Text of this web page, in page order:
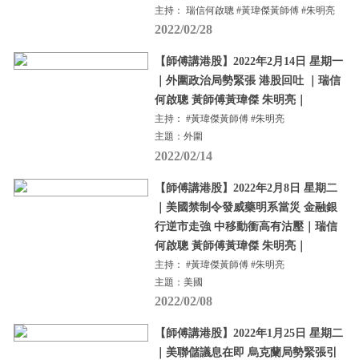
主持： 瑞信何啟聰 #黃瑋傑黃師傅 #朱明亮
2022/02/28
【師傅講港股】2022年2月14日 星期一
｜外圍政治局勢緊張 港股回吐 ｜瑞信
何啟聰 黃師傅黃瑋傑 朱明亮｜
主持： #黃瑋傑黃師傅 #朱明亮
主題：外圍
2022/02/14
【師傅講港股】2022年2月8日 星期二
｜美國禁制令發威藥明系當災 金融銀
行逆市走強 中移動衝高有沽壓｜瑞信
何啟聰 黃師傅黃瑋傑 朱明亮｜
主持： #黃瑋傑黃師傅 #朱明亮
主題：美國
2022/02/08
【師傅講港股】2022年1月25日 星期二
｜美聯儲議息在即 烏克蘭局勢緊張引